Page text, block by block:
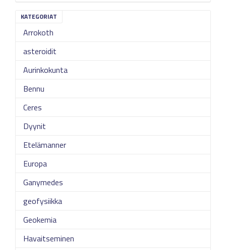
KATEGORIAT
Arrokoth
asteroidit
Aurinkokunta
Bennu
Ceres
Dyynit
Etelämanner
Europa
Ganymedes
geofysiikka
Geokemia
Havaitseminen